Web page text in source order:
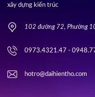
xây dựng kiến trúc
102 đường 72, Phường
0973.4321.47 -
hotro@daihientho.com